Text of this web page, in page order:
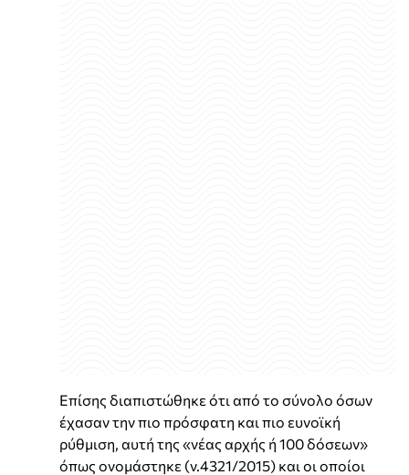
Επίσης διαπιστώθηκε ότι από το σύνολο όσων
έχασαν την πιο πρόσφατη και πιο ευνοϊκή
ρύθμιση, αυτή της «νέας αρχής ή 100 δόσεων»
όπως ονομάστηκε (ν.4321/2015) και οι οποίοι